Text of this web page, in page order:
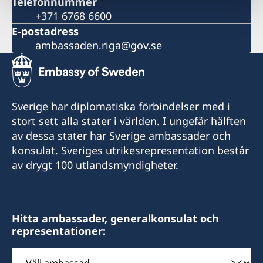
+371 6768 6600
E-postadress
ambassaden.riga@gov.se
Sverige har diplomatiska förbindelser med i
stort sett alla stater i världen. I ungefär hälften
av dessa stater har Sverige ambassader och
konsulat. Sveriges utrikesrepresentation består
av drygt 100 utlandsmyndigheter.
Hitta ambassader, generalkonsulat och
representationer:
Välj